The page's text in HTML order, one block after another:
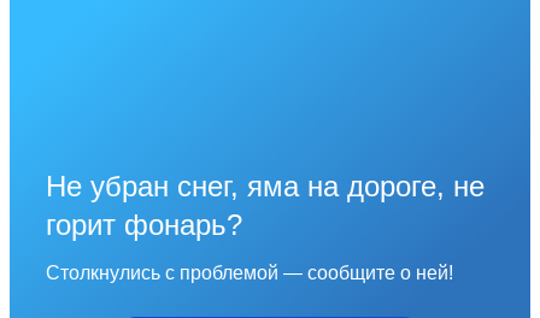
Не убран снег, яма на дороге, не
горит фонарь?
Столкнулись с проблемой — сообщите о ней!